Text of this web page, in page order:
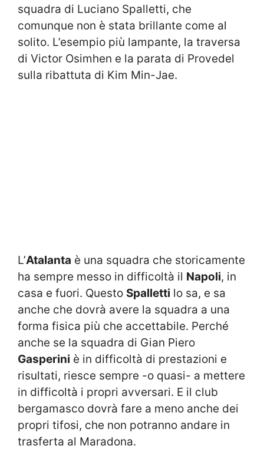
squadra di Luciano Spalletti, che
comunque non è stata brillante come al
solito. L’esempio più lampante, la traversa
di Victor Osimhen e la parata di Provedel
sulla ribattuta di Kim Min-Jae.
L’Atalanta è una squadra che storicamente
ha sempre messo in difficoltà il Napoli, in
casa e fuori. Questo Spalletti lo sa, e sa
anche che dovrà avere la squadra a una
forma fisica più che accettabile. Perché
anche se la squadra di Gian Piero
Gasperini è in difficoltà di prestazioni e
risultati, riesce sempre -o quasi- a mettere
in difficoltà i propri avversari. E il club
bergamasco dovrà fare a meno anche dei
propri tifosi, che non potranno andare in
trasferta al Maradona.